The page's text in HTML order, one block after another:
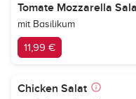
Tomate Mozzarella
mit Basilikum
11,99 €
Chicken Salat